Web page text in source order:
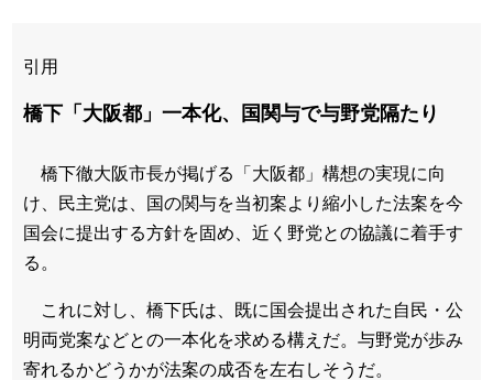
引用
橋下「大阪都」一本化、国関与で与野党隔たり
橋下徹大阪市長が掲げる「大阪都」構想の実現に向
け、民主党は、国の関与を当初案より縮小した法案を今
国会に提出する方針を固め、近く野党との協議に着手す
る。
これに対し、橋下氏は、既に国会提出された自民・公
明両党案などとの一本化を求める構えだ。与野党が歩み
寄れるかどうかが法案の成否を左右しそうだ。